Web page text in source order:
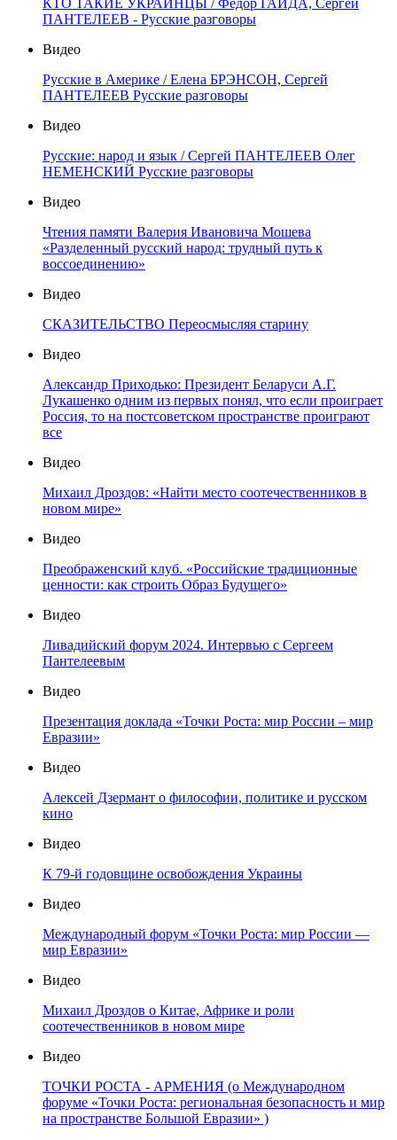
КТО ТАКИЕ УКРАИНЦЫ / Фёдор ГАЙДА, Сергей
ПАНТЕЛЕЕВ - Русские разговоры
Видео
Русские в Америке / Елена БРЭНСОН, Сергей
ПАНТЕЛЕЕВ Русские разговоры
Видео
Русские: народ и язык / Сергей ПАНТЕЛЕЕВ Олег
НЕМЕНСКИЙ Русские разговоры
Видео
Чтения памяти Валерия Ивановича Мошева
«Разделенный русский народ: трудный путь к
воссоединению»
Видео
СКАЗИТЕЛЬСТВО Переосмысляя старину
Видео
Александр Приходько: Президент Беларуси А.Г.
Лукашенко одним из первых понял, что если проиграет
Россия, то на постсоветском пространстве проиграют
все
Видео
Михаил Дроздов: «Найти место соотечественников в
новом мире»
Видео
Преображенский клуб. «Российские традиционные
ценности: как строить Образ Будущего»
Видео
Ливадийский форум 2024. Интервью с Сергеем
Пантелеевым
Видео
Презентация доклада «Точки Роста: мир России – мир
Евразии»
Видео
Алексей Дзермант о философии, политике и русском
кино
Видео
К 79-й годовщине освобождения Украины
Видео
Международный форум «Точки Роста: мир России —
мир Евразии»
Видео
Михаил Дроздов о Китае, Африке и роли
соотечественников в новом мире
Видео
ТОЧКИ РОСТА - АРМЕНИЯ (о Международном
форуме «Точки Роста: региональная безопасность и мир
на пространстве Большой Евразии» )